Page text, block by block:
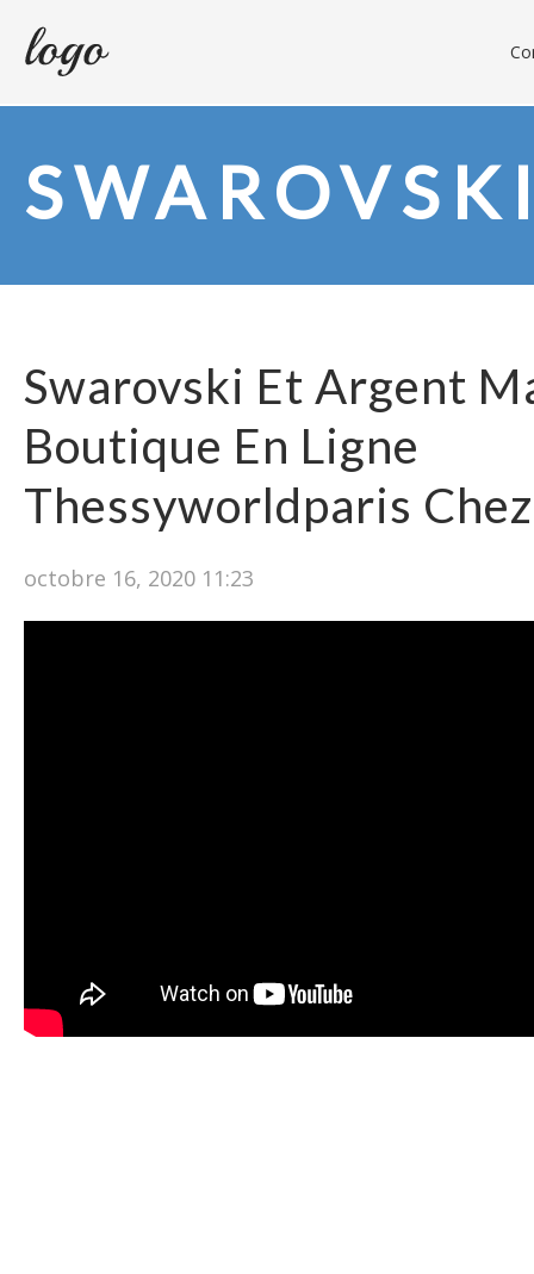
Swarovski Et Argent
Boutique En Ligne
Thessyworldparis
octobre 16, 2020 11:23